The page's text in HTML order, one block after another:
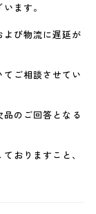
ます。
び物流に遅延が
ご相談させてい
のご回答となる
おりますこと、